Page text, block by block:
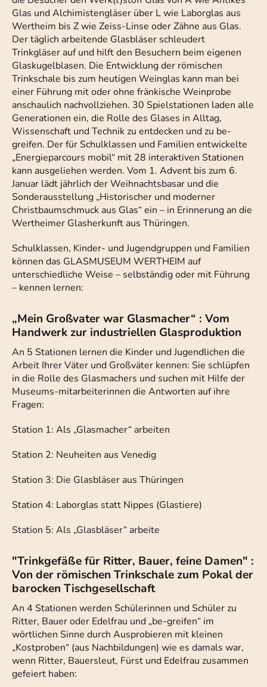
Glas und Alchimistengläser über L wie Laborglas aus
Wertheim bis Z wie Zeiss-Linse oder Zähne aus Glas.
Der täglich arbeitende Glasbläser schleudert
Trinkgläser auf und hilft den Besuchern beim eigenen
Glaskugelblasen. Die Entwicklung der römischen
Trinkschale bis zum heutigen Weinglas kann man bei
einer Führung mit oder ohne fränkische Weinprobe
anschaulich nachvollziehen. 30 Spielstationen laden alle
Generationen ein, die Rolle des Glases in Alltag,
Wissenschaft und Technik zu entdecken und zu be-
greifen. Der für Schulklassen und Familien entwickelte
„Energieparcours mobil“ mit 28 interaktiven Stationen
kann ausgeliehen werden. Vom 1. Advent bis zum 6.
Januar lädt jährlich der Weihnachtsbasar und die
Sonderausstellung „Historischer und moderner
Christbaumschmuck aus Glas“ ein – in Erinnerung an die
Wertheimer Glasherkunft aus Thüringen.
Schulklassen, Kinder- und Jugendgruppen und Familien
können das GLASMUSEUM WERTHEIM auf
unterschiedliche Weise – selbständig oder mit Führung
– kennen lernen:
„Mein Großvater war Glasmacher“ : Vom
Handwerk zur industriellen Glasproduktion
An 5 Stationen lernen die Kinder und Jugendlichen die
Arbeit Ihrer Väter und Großväter kennen: Sie schlüpfen
in die Rolle des Glasmachers und suchen mit Hilfe der
Museums-mitarbeiterinnen die Antworten auf ihre
Fragen:
Station 1: Als „Glasmacher“ arbeiten
Station 2: Neuheiten aus Venedig
Station 3: Die Glasbläser aus Thüringen
Station 4: Laborglas statt Nippes (Glastiere)
Station 5: Als „Glasbläser“ arbeite
"Trinkgefäße für Ritter, Bauer, feine Damen" :
Von der römischen Trinkschale zum Pokal der
barocken Tischgesellschaft
An 4 Stationen werden Schülerinnen und Schüler zu
Ritter, Bauer oder Edelfrau und „be-greifen“ im
wörtlichen Sinne durch Ausprobieren mit kleinen
„Kostproben“ (aus Nachbildungen) wie es damals war,
wenn Ritter, Bauersleut, Fürst und Edelfrau zusammen
gefeiert haben: